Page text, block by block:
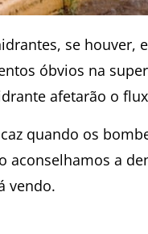
se houver,
óbvios na
afetarão o
quando os
aconselhamos a
vendo.